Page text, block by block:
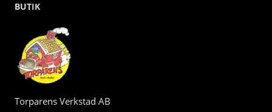
BUTIK
Torparens Verkstad AB